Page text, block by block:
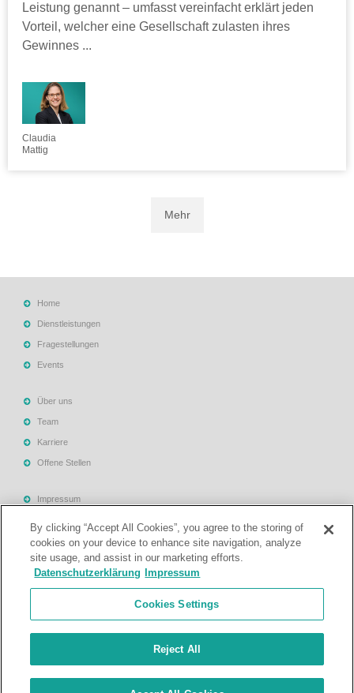
Leistung genannt – umfasst vereinfacht erklärt jeden
Vorteil, welcher eine Gesellschaft zulasten ihres
Gewinnes ...
Claudia
Mattig
Mehr
Home
Dienstleistungen
Fragestellungen
Events
Über uns
Team
Karriere
Offene Stellen
Impressum
Datenschutzerklärung
Rechtliche Hinweise
By clicking “Accept All Cookies”, you agree to the storing of
cookies on your device to enhance site navigation, analyze
site usage, and assist in our marketing efforts.
Datenschutzerklärung
Impressum
Cookies Settings
Reject All